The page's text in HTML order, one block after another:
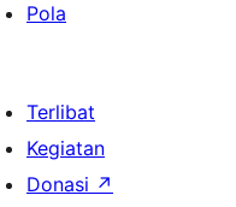
Pola
Terlibat
Kegiatan
Donasi ↗